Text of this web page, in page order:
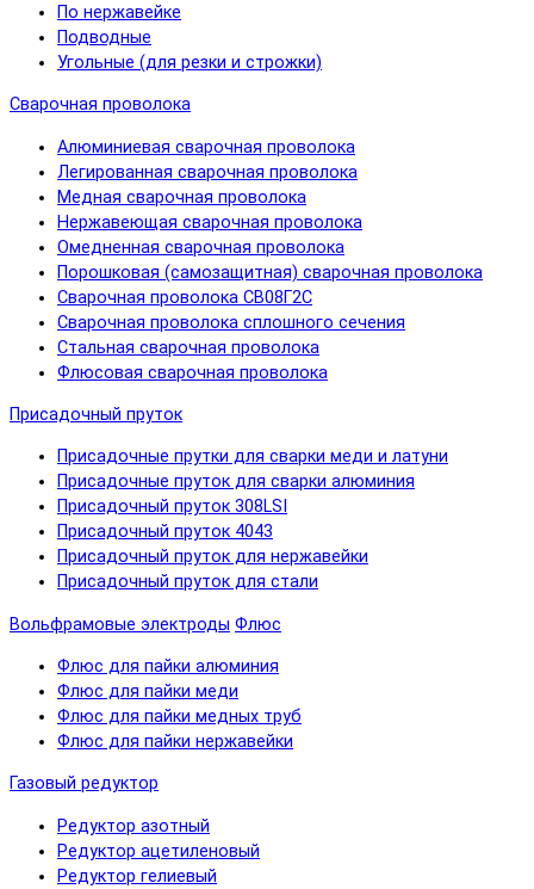
По нержавейке
Подводные
Угольные (для резки и строжки)
Сварочная проволока
Алюминиевая сварочная проволока
Легированная сварочная проволока
Медная сварочная проволока
Нержавеющая сварочная проволока
Омедненная сварочная проволока
Порошковая (самозащитная) сварочная проволока
Сварочная проволока СВ08Г2С
Сварочная проволока сплошного сечения
Стальная сварочная проволока
Флюсовая сварочная проволока
Присадочный пруток
Присадочные прутки для сварки меди и латуни
Присадочные пруток для сварки алюминия
Присадочный пруток 308LSI
Присадочный пруток 4043
Присадочный пруток для нержавейки
Присадочный пруток для стали
Вольфрамовые электроды Флюс
Флюс для пайки алюминия
Флюс для пайки меди
Флюс для пайки медных труб
Флюс для пайки нержавейки
Газовый редуктор
Редуктор азотный
Редуктор ацетиленовый
Редуктор гелиевый